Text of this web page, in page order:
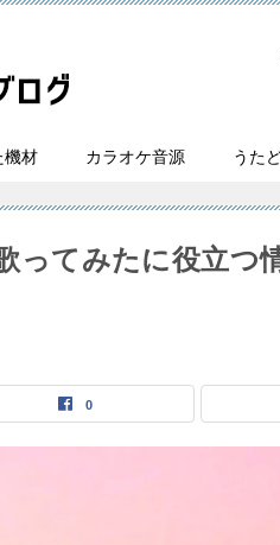
機材 カラオケ音源 うた
てみたに役立つ
0